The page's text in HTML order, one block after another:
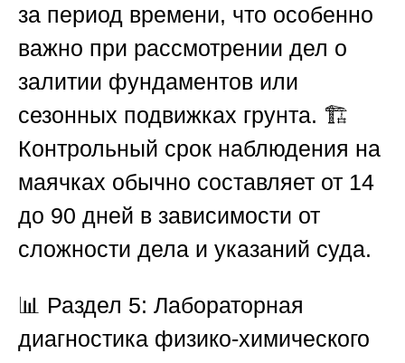
за период времени, что особенно
важно при рассмотрении дел о
залитии фундаментов или
сезонных подвижках грунта. 🏗️
Контрольный срок наблюдения на
маячках обычно составляет от 14
до 90 дней в зависимости от
сложности дела и указаний суда.
📊 Раздел 5: Лабораторная
диагностика физико-химического